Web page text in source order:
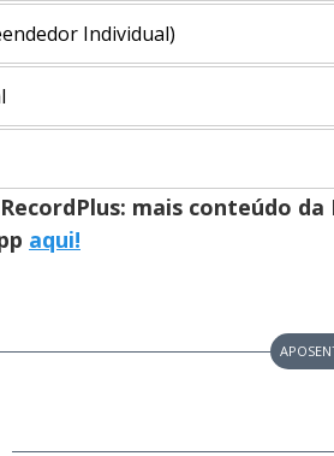
Individual)
mais conteúdo da
aqui!